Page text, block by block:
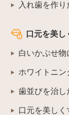
入れ歯を作
口元を美し
白いかぶせ物
ホワイトニン
歯並びを治し
口元を美しく